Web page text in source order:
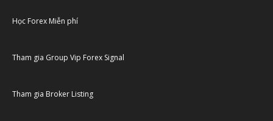
Học Forex Miễn phí
Tham gia Group Vip Forex Signal
Tham gia Broker Listing